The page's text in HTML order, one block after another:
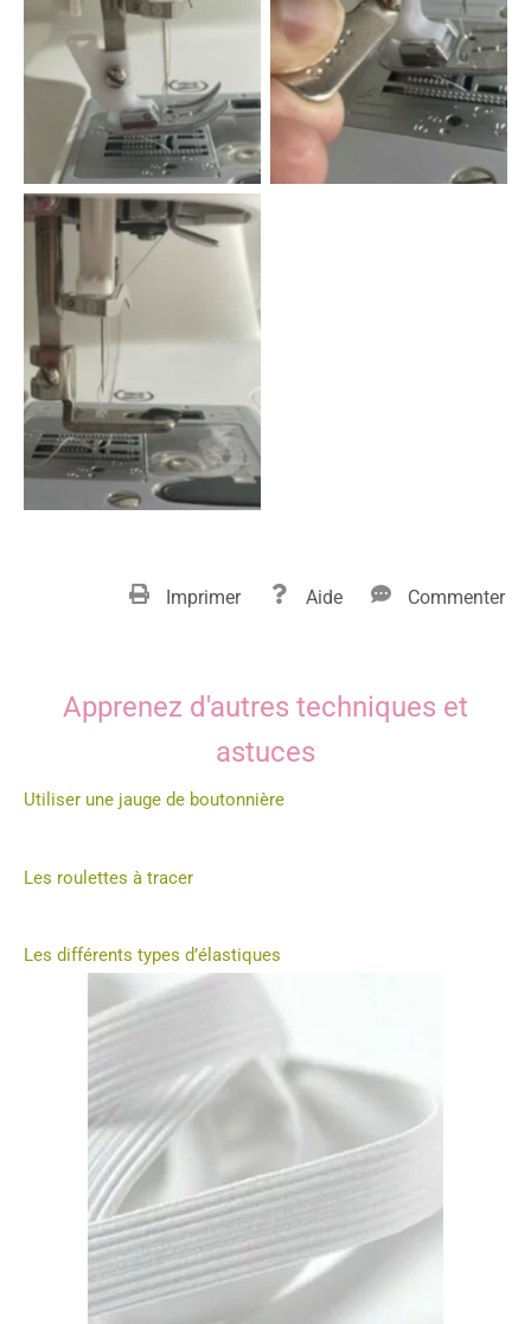
Imprimer Aide Commenter
Apprenez d'autres techniques et
astuces
Utiliser une jauge de boutonnière
Les roulettes à tracer
Les différents types d’élastiques